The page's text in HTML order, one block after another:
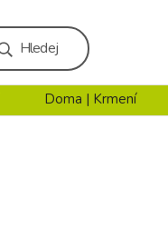
Hledej
Doma | Krmení